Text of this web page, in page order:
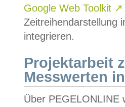
Google Web Toolkit ↗
Zeitreihendarstellung
integrieren.
Projektarbeit
Messwerten
Über PEGELONLINE